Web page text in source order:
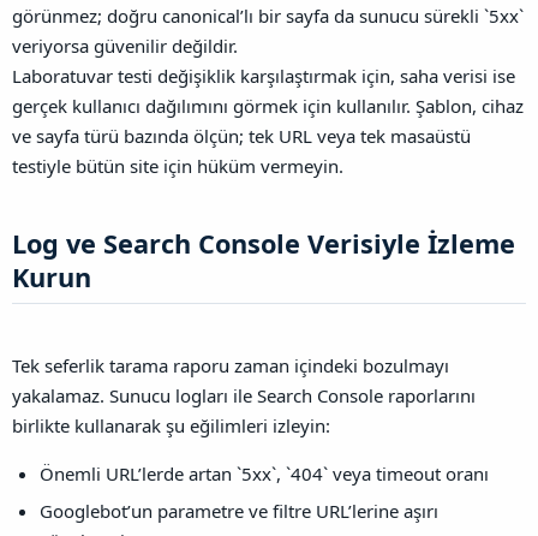
görünmez; doğru canonical’lı bir sayfa da sunucu sürekli `5xx`
veriyorsa güvenilir değildir.
Laboratuvar testi değişiklik karşılaştırmak için, saha verisi ise
gerçek kullanıcı dağılımını görmek için kullanılır. Şablon, cihaz
ve sayfa türü bazında ölçün; tek URL veya tek masaüstü
testiyle bütün site için hüküm vermeyin.
Log ve Search Console Verisiyle İzleme
Kurun​
Tek seferlik tarama raporu zaman içindeki bozulmayı
yakalamaz. Sunucu logları ile Search Console raporlarını
birlikte kullanarak şu eğilimleri izleyin:
Önemli URL’lerde artan `5xx`, `404` veya timeout oranı
Googlebot’un parametre ve filtre URL’lerine aşırı